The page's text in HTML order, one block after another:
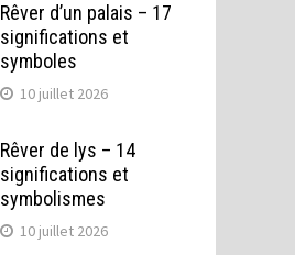
Rêver d’un palais – 17
significations et
symboles
10 juillet 2026
Rêver de lys – 14
significations et
symbolismes
10 juillet 2026